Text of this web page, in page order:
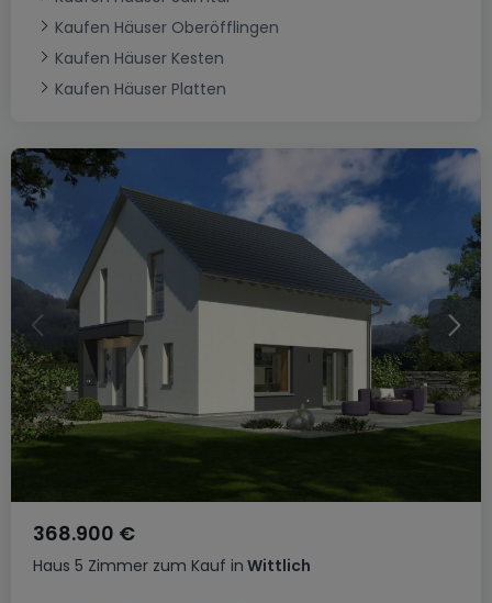
Kaufen Häuser Oberöfflingen
Kaufen Häuser Kesten
Kaufen Häuser Platten
Haus 5 Zimmer zum Kauf in Wittlich
368.900 €